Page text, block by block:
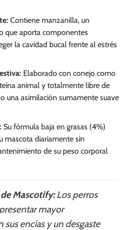
Contiene manzanilla, un
que aporta componentes
la cavidad bucal frente al estrés
Elaborado con conejo como
animal y totalmente libre de
una asimilación sumamente suave
Su fórmula baja en grasas (4%)
mascota diariamente sin
de su peso corporal
Mascotify:Los perros
mayor
sus encías y un desgaste